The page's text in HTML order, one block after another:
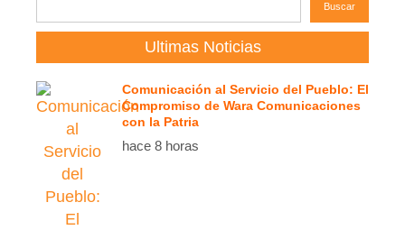
Buscar
Ultimas Noticias
Comunicación al Servicio del Pueblo: El
Compromiso de Wara Comunicaciones
con la Patria
hace 8 horas